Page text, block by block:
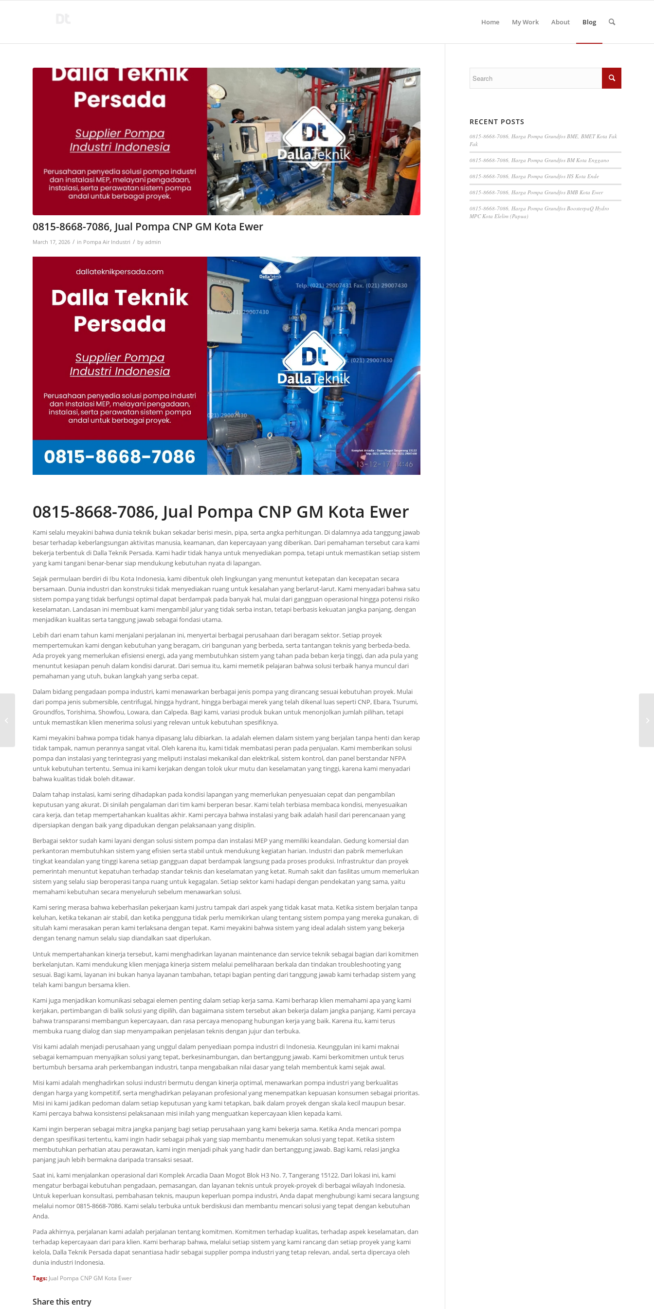
Home My Work About Blog
0815-8668-7086, Jual Pompa CNP GM Kota Ewer
March 17, 2026 / in Pompa Air Industri / by admin
0815-8668-7086, Jual Pompa CNP GM Kota Ewer
Kami selalu meyakini bahwa dunia teknik bukan sekadar berisi mesin, pipa, serta angka perhitungan. Di dalamnya ada tanggung jawab
besar terhadap keberlangsungan aktivitas manusia, keamanan, dan kepercayaan yang diberikan. Dari pemahaman tersebut cara kami
bekerja terbentuk di Dalla Teknik Persada. Kami hadir tidak hanya untuk menyediakan pompa, tetapi untuk memastikan setiap sistem
yang kami tangani benar-benar siap mendukung kebutuhan nyata di lapangan.
Sejak permulaan berdiri di Ibu Kota Indonesia, kami dibentuk oleh lingkungan yang menuntut ketepatan dan kecepatan secara
bersamaan. Dunia industri dan konstruksi tidak menyediakan ruang untuk kesalahan yang berlarut-larut. Kami menyadari bahwa satu
sistem pompa yang tidak berfungsi optimal dapat berdampak pada banyak hal, mulai dari gangguan operasional hingga potensi risiko
keselamatan. Landasan ini membuat kami mengambil jalur yang tidak serba instan, tetapi berbasis kekuatan jangka panjang, dengan
menjadikan kualitas serta tanggung jawab sebagai fondasi utama.
Lebih dari enam tahun kami menjalani perjalanan ini, menyertai berbagai perusahaan dari beragam sektor. Setiap proyek
mempertemukan kami dengan kebutuhan yang beragam, ciri bangunan yang berbeda, serta tantangan teknis yang berbeda-beda.
Ada proyek yang memerlukan efisiensi energi, ada yang membutuhkan sistem yang tahan pada beban kerja tinggi, dan ada pula yang
menuntut kesiapan penuh dalam kondisi darurat. Dari semua itu, kami memetik pelajaran bahwa solusi terbaik hanya muncul dari
pemahaman yang utuh, bukan langkah yang serba cepat.
Dalam bidang pengadaan pompa industri, kami menawarkan berbagai jenis pompa yang dirancang sesuai kebutuhan proyek. Mulai
dari pompa jenis submersible, centrifugal, hingga hydrant, hingga berbagai merek yang telah dikenal luas seperti CNP, Ebara, Tsurumi,
Groundfos, Torishima, Showfou, Lowara, dan Calpeda. Bagi kami, variasi produk bukan untuk menonjolkan jumlah pilihan, tetapi
untuk memastikan klien menerima solusi yang relevan untuk kebutuhan spesifiknya.
Kami meyakini bahwa pompa tidak hanya dipasang lalu dibiarkan. Ia adalah elemen dalam sistem yang berjalan tanpa henti dan kerap
tidak tampak, namun perannya sangat vital. Oleh karena itu, kami tidak membatasi peran pada penjualan. Kami memberikan solusi
pompa dan instalasi yang terintegrasi yang meliputi instalasi mekanikal dan elektrikal, sistem kontrol, dan panel berstandar NFPA
untuk kebutuhan tertentu. Semua ini kami kerjakan dengan tolok ukur mutu dan keselamatan yang tinggi, karena kami menyadari
bahwa kualitas tidak boleh ditawar.
Dalam tahap instalasi, kami sering dihadapkan pada kondisi lapangan yang memerlukan penyesuaian cepat dan pengambilan
keputusan yang akurat. Di sinilah pengalaman dari tim kami berperan besar. Kami telah terbiasa membaca kondisi, menyesuaikan
cara kerja, dan tetap mempertahankan kualitas akhir. Kami percaya bahwa instalasi yang baik adalah hasil dari perencanaan yang
dipersiapkan dengan baik yang dipadukan dengan pelaksanaan yang disiplin.
Berbagai sektor sudah kami layani dengan solusi sistem pompa dan instalasi MEP yang memiliki keandalan. Gedung komersial dan
perkantoran membutuhkan sistem yang efisien serta stabil untuk mendukung kegiatan harian. Industri dan pabrik memerlukan
tingkat keandalan yang tinggi karena setiap gangguan dapat berdampak langsung pada proses produksi. Infrastruktur dan proyek
pemerintah menuntut kepatuhan terhadap standar teknis dan keselamatan yang ketat. Rumah sakit dan fasilitas umum memerlukan
sistem yang selalu siap beroperasi tanpa ruang untuk kegagalan. Setiap sektor kami hadapi dengan pendekatan yang sama, yaitu
memahami kebutuhan secara menyeluruh sebelum menawarkan solusi.
Kami sering merasa bahwa keberhasilan pekerjaan kami justru tampak dari aspek yang tidak kasat mata. Ketika sistem berjalan tanpa
keluhan, ketika tekanan air stabil, dan ketika pengguna tidak perlu memikirkan ulang tentang sistem pompa yang mereka gunakan, di
situlah kami merasakan peran kami terlaksana dengan tepat. Kami meyakini bahwa sistem yang ideal adalah sistem yang bekerja
dengan tenang namun selalu siap diandalkan saat diperlukan.
Untuk mempertahankan kinerja tersebut, kami menghadirkan layanan maintenance dan service teknik sebagai bagian dari komitmen
berkelanjutan. Kami mendukung klien menjaga kinerja sistem melalui pemeliharaan berkala dan tindakan troubleshooting yang
sesuai. Bagi kami, layanan ini bukan hanya layanan tambahan, tetapi bagian penting dari tanggung jawab kami terhadap sistem yang
telah kami bangun bersama klien.
Kami juga menjadikan komunikasi sebagai elemen penting dalam setiap kerja sama. Kami berharap klien memahami apa yang kami
kerjakan, pertimbangan di balik solusi yang dipilih, dan bagaimana sistem tersebut akan bekerja dalam jangka panjang. Kami percaya
bahwa transparansi membangun kepercayaan, dan rasa percaya menopang hubungan kerja yang baik. Karena itu, kami terus
membuka ruang dialog dan siap menyampaikan penjelasan teknis dengan jujur dan terbuka.
Visi kami adalah menjadi perusahaan yang unggul dalam penyediaan pompa industri di Indonesia. Keunggulan ini kami maknai
sebagai kemampuan menyajikan solusi yang tepat, berkesinambungan, dan bertanggung jawab. Kami berkomitmen untuk terus
bertumbuh bersama arah perkembangan industri, tanpa mengabaikan nilai dasar yang telah membentuk kami sejak awal.
Misi kami adalah menghadirkan solusi industri bermutu dengan kinerja optimal, menawarkan pompa industri yang berkualitas
dengan harga yang kompetitif, serta menghadirkan pelayanan profesional yang menempatkan kepuasan konsumen sebagai prioritas.
Misi ini kami jadikan pedoman dalam setiap keputusan yang kami tetapkan, baik dalam proyek dengan skala kecil maupun besar.
Kami percaya bahwa konsistensi pelaksanaan misi inilah yang menguatkan kepercayaan klien kepada kami.
Kami ingin berperan sebagai mitra jangka panjang bagi setiap perusahaan yang kami bekerja sama. Ketika Anda mencari pompa
dengan spesifikasi tertentu, kami ingin hadir sebagai pihak yang siap membantu menemukan solusi yang tepat. Ketika sistem
membutuhkan perhatian atau perawatan, kami ingin menjadi pihak yang hadir dan bertanggung jawab. Bagi kami, relasi jangka
panjang jauh lebih bermakna daripada transaksi sesaat.
Saat ini, kami menjalankan operasional dari Komplek Arcadia Daan Mogot Blok H3 No. 7, Tangerang 15122. Dari lokasi ini, kami
mengatur berbagai kebutuhan pengadaan, pemasangan, dan layanan teknis untuk proyek-proyek di berbagai wilayah Indonesia.
Untuk keperluan konsultasi, pembahasan teknis, maupun keperluan pompa industri, Anda dapat menghubungi kami secara langsung
melalui nomor 0815-8668-7086. Kami selalu terbuka untuk berdiskusi dan membantu mencari solusi yang tepat dengan kebutuhan
Anda.
Pada akhirnya, perjalanan kami adalah perjalanan tentang komitmen. Komitmen terhadap kualitas, terhadap aspek keselamatan, dan
terhadap kepercayaan dari para klien. Kami berharap bahwa, melalui setiap sistem yang kami rancang dan setiap proyek yang kami
kelola, Dalla Teknik Persada dapat senantiasa hadir sebagai supplier pompa industri yang tetap relevan, andal, serta dipercaya oleh
dunia industri Indonesia.
Tags: Jual Pompa CNP GM Kota Ewer
Share this entry
RECENT POSTS
0815-8668-7086, Harga Pompa Grundfos BME, BMET Kota Fak
Fak
0815-8668-7086, Harga Pompa Grundfos BM Kota Enggano
0815-8668-7086, Harga Pompa Grundfos HS Kota Ende
0815-8668-7086, Harga Pompa Grundfos BMB Kota Ewer
0815-8668-7086, Harga Pompa Grundfos BoosterpaQ Hydro
MPC Kota Elelim (Papua)
0815-8668-7086, Jual
Pompa CNP WLT Kota